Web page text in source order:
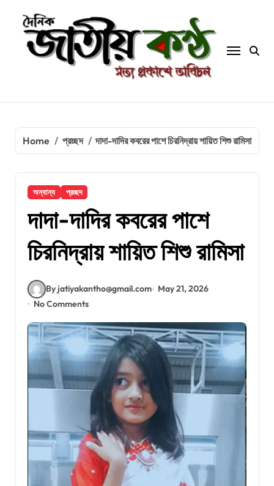
content
Home প্রচ্ছদ দাদা-দাদির কবরের পাশে চিরনিদ্রায় শায়িত শিশু রামিসা
অন্যান্য প্রচ্ছদ
দাদা-দাদির কবরের পাশে
চিরনিদ্রায় শায়িত শিশু রামিসা
By jatiyakantho@gmail.com
May 21, 2026
No Comments